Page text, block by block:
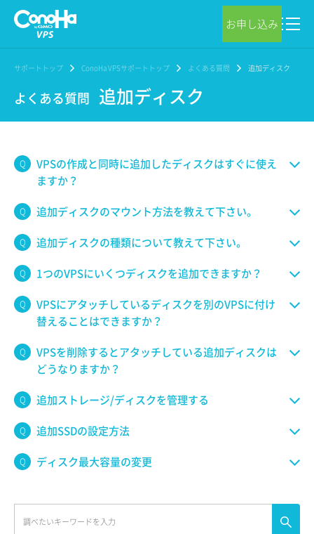
お申し込み
サポートトップ ConoHa VPSサポートトップ よくある質問 追加ディスク
よくある質問 追加ディスク
VPSの作成と同時に追加したディスクはすぐに使え
ますか？
追加ディスクのマウント方法を教えて下さい。
追加ディスクの種類について教えて下さい。
1つのVPSにいくつディスクを追加できますか？
VPSにアタッチしているディスクを別のVPSに付け
替えることはできますか？
VPSを削除するとアタッチしている追加ディスクは
どうなりますか？
追加ストレージ/ディスクを管理する
追加SSDの設定方法
ディスク最大容量の変更